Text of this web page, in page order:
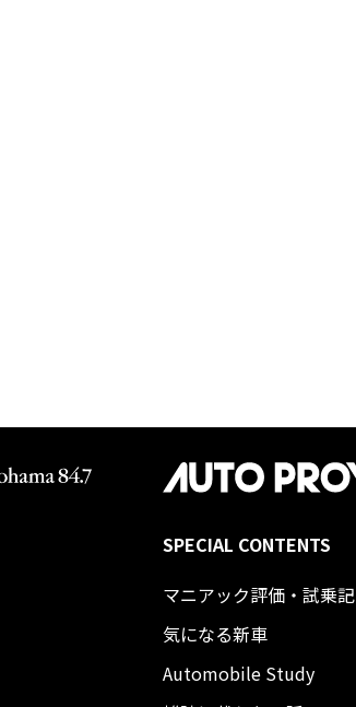
SPECIAL CONTENTS
マニアック評価・試乗記
気になる新車
Automobile Study